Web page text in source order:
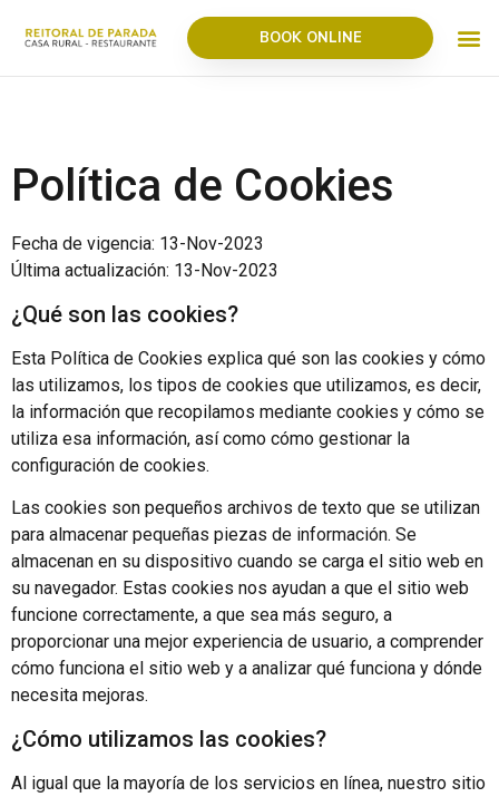
BOOK ONLINE
Política de Cookies
Fecha de vigencia: 13-Nov-2023
Última actualización: 13-Nov-2023
¿Qué son las cookies?
Esta Política de Cookies explica qué son las cookies y cómo
las utilizamos, los tipos de cookies que utilizamos, es decir,
la información que recopilamos mediante cookies y cómo se
utiliza esa información, así como cómo gestionar la
configuración de cookies.
Las cookies son pequeños archivos de texto que se utilizan
para almacenar pequeñas piezas de información. Se
almacenan en su dispositivo cuando se carga el sitio web en
su navegador. Estas cookies nos ayudan a que el sitio web
funcione correctamente, a que sea más seguro, a
proporcionar una mejor experiencia de usuario, a comprender
cómo funciona el sitio web y a analizar qué funciona y dónde
necesita mejoras.
¿Cómo utilizamos las cookies?
Al igual que la mayoría de los servicios en línea, nuestro sitio